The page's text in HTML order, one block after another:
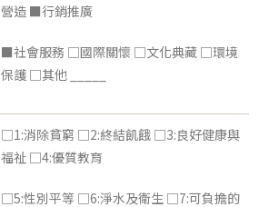
營造 ■行銷推廣
■社會服務 □國際關懷 □文化典藏 □環境
保護 □其他 _____
□1:消除貧窮 □2:終結飢餓 □3:良好健康與
福祉 □4:優質教育
□5:性別平等 □6:淨水及衛生 □7:可負擔的